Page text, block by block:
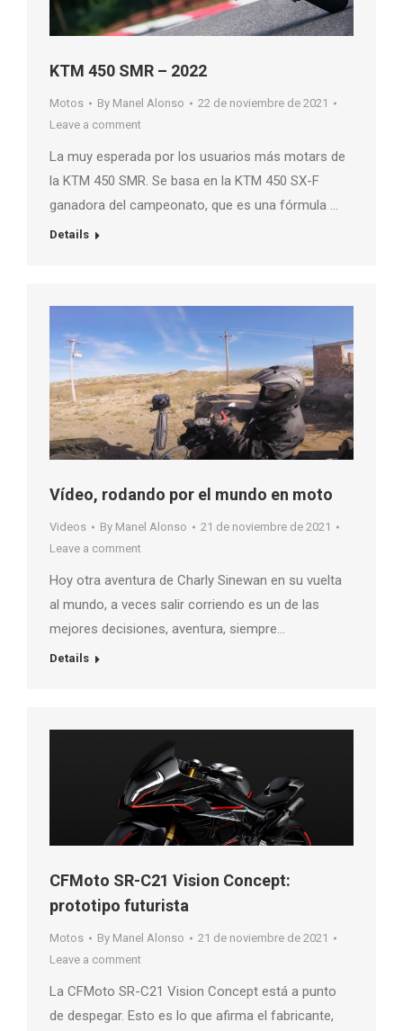
KTM 450 SMR – 2022
Motos By Manel Alonso
22 de noviembre de 2021
Leave a comment
La muy esperada por los usuarios más motars de
la KTM 450 SMR. Se basa en la KTM 450 SX-F
ganadora del campeonato, que es una fórmula …
Details
Vídeo, rodando por el mundo en moto
Videos By Manel Alonso
21 de noviembre de 2021
Leave a comment
Hoy otra aventura de Charly Sinewan en su vuelta
al mundo, a veces salir corriendo es un de las
mejores decisiones, aventura, siempre…
Details
CFMoto SR-C21 Vision Concept:
prototipo futurista
Motos By Manel Alonso
21 de noviembre de 2021
Leave a comment
La CFMoto SR-C21 Vision Concept está a punto
de despegar. Esto es lo que afirma el fabricante,